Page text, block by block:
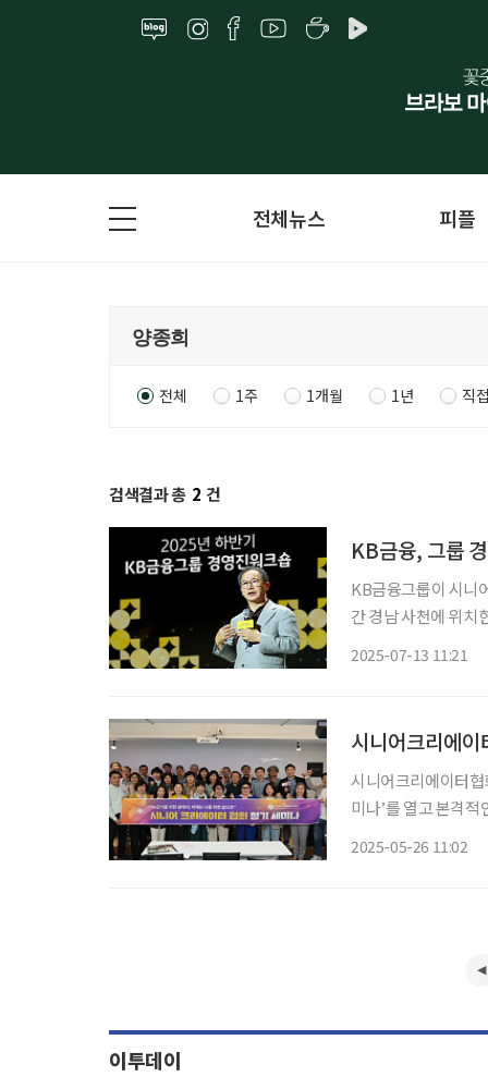
전체뉴스 피플
전체 1주 1개월 1년 직
검색결과 총 2 건
KB금융, 그룹
KB금융그룹이 시니어 고객의
간 경남 사천에 위치
2025-07-13 11:21
시니어크리에
시니어크리에이터
미나’를 열고 본격
2025-05-26 11:02
이투데이